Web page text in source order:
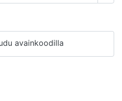
avainkoodilla